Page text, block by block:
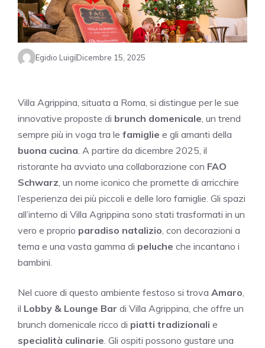
Egidio LuigiDicembre 15, 2025
Villa Agrippina, situata a Roma, si distingue per le sue
innovative proposte di brunch domenicale, un trend
sempre più in voga tra le famiglie e gli amanti della
buona cucina. A partire da dicembre 2025, il
ristorante ha avviato una collaborazione con FAO
Schwarz, un nome iconico che promette di arricchire
l’esperienza dei più piccoli e delle loro famiglie. Gli spazi
all’interno di Villa Agrippina sono stati trasformati in un
vero e proprio paradiso natalizio, con decorazioni a
tema e una vasta gamma di peluche che incantano i
bambini.
Nel cuore di questo ambiente festoso si trova Amaro,
il Lobby & Lounge Bar di Villa Agrippina, che offre un
brunch domenicale ricco di piatti tradizionali e
specialità culinarie. Gli ospiti possono gustare una